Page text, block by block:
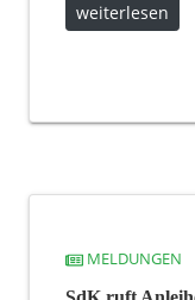
weiterlesen
MELDUNGEN